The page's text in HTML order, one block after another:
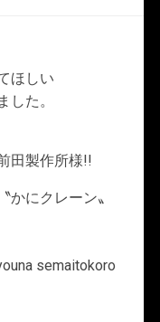
ほしい
した。
田製作所様!!
かにクレーン〟
semaitokoro